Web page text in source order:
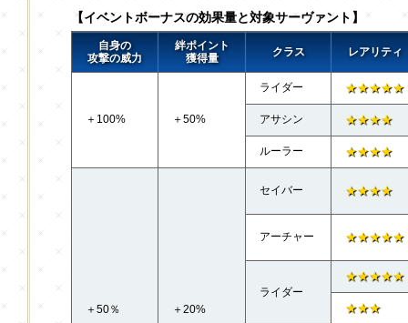
【イベントボーナスの効果量と対象サーヴァント】
自身の
攻撃の威力
絆ポイント
獲得量
クラス レアリティ
＋100% ＋50%
ライダー ★★★★★
アサシン ★★★★
ルーラー ★★★★
＋50％ ＋20%
セイバー ★★★★
アーチャー ★★★★★
ライダー
★★★★★
★★★